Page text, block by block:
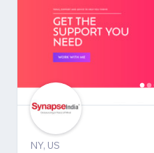
NY, US